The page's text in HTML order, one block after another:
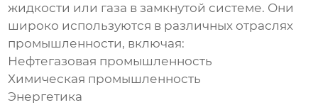
жидкости или газа в замкнутой системе. Они
широко используются в различных отраслях
промышленности, включая:
Нефтегазовая промышленность
Химическая промышленность
Энергетика